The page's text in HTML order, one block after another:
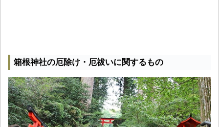
箱根神社の厄除け・厄祓いに関するもの